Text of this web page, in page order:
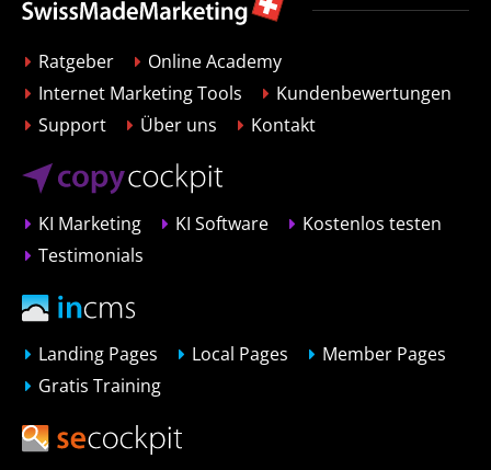
Ratgeber
Online Academy
Internet Marketing Tools
Kundenbewertungen
Support
Über uns Kontakt
KI Marketing KI Software
Kostenlos testen
Testimonials
Landing Pages Local Pages
Member Pages
Gratis Training